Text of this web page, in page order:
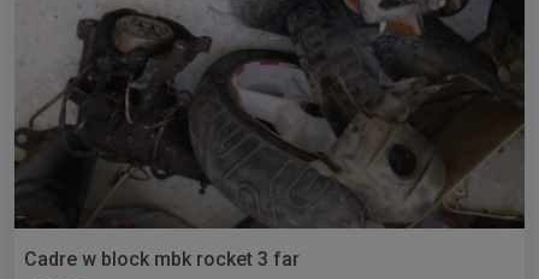
Cadre w block mbk rocket 3 far